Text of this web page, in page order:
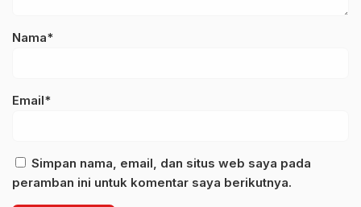
Nama*
Email*
Simpan nama, email, dan situs web saya pada
peramban ini untuk komentar saya berikutnya.